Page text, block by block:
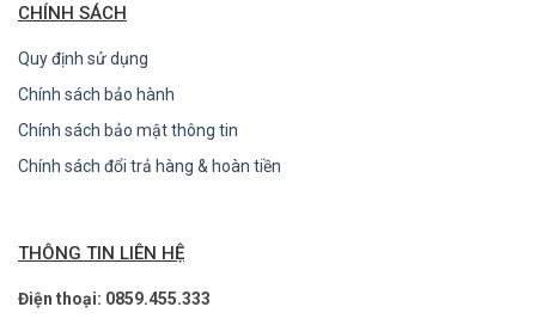
CHÍNH SÁCH
Quy định sử dụng
Chính sách bảo hành
Chính sách bảo mật thông tin
Chính sách đổi trả hàng & hoàn tiền
THÔNG TIN LIÊN HỆ
Điện thoại: 0859.455.333